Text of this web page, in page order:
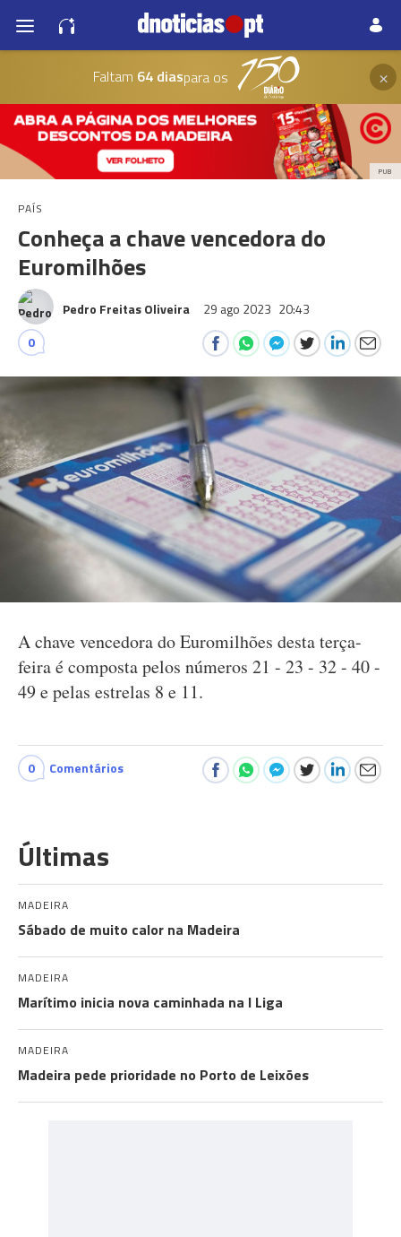
Faltam 64 diaspara os ×
PUB
PAÍS
Conheça a chave vencedora do
Euromilhões
Pedro Freitas Oliveira 29 ago 2023 20:43
0
A chave vencedora do Euromilhões desta terça-
feira é composta pelos números 21 - 23 - 32 - 40 -
49 e pelas estrelas 8 e 11.
0 Comentários
Últimas
MADEIRA
Sábado de muito calor na Madeira
MADEIRA
Marítimo inicia nova caminhada na I Liga
MADEIRA
Madeira pede prioridade no Porto de Leixões